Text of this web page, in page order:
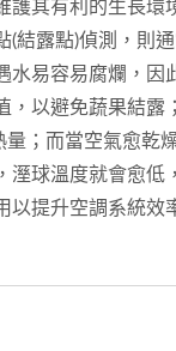
護其有利的生長環
(結露點)偵測，則
水易容易腐爛，因
，以避免蔬果結露
；而當空氣愈乾燥
溼球溫度就會愈低
以提升空調系統效